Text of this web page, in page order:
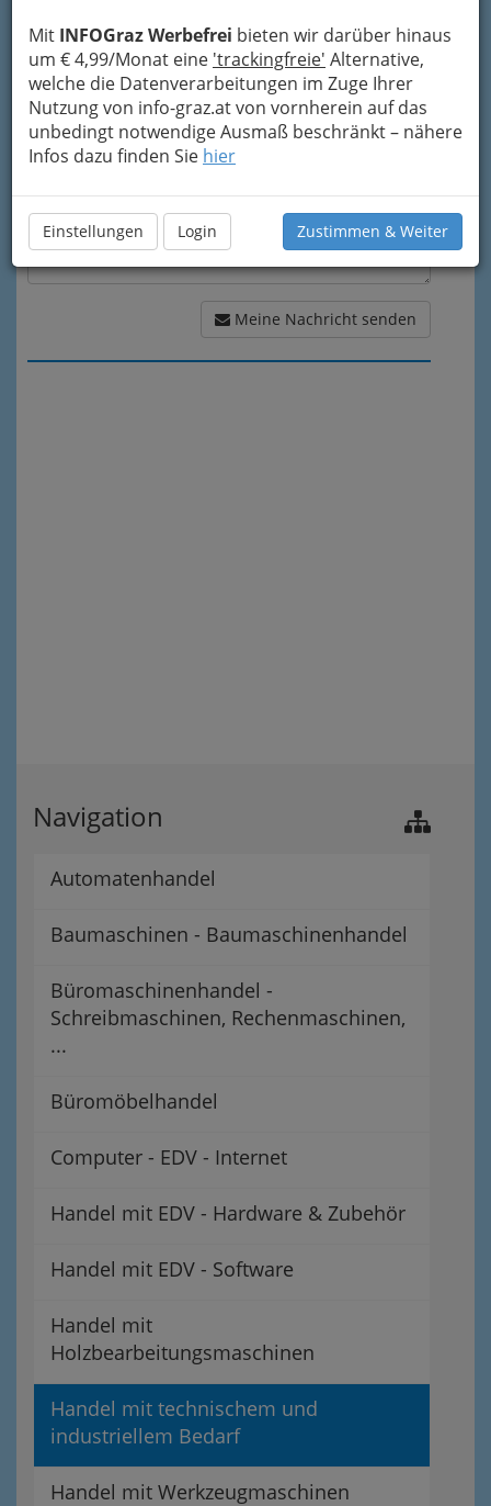
Mit INFOGraz Werbefrei bieten wir darüber hinaus
um € 4,99/Monat eine 'trackingfreie' Alternative,
welche die Datenverarbeitungen im Zuge Ihrer
Nutzung von info-graz.at von vornherein auf das
unbedingt notwendige Ausmaß beschränkt – nähere
Infos dazu finden Sie hier
Einstellungen Login Zustimmen & Weiter
Meine Nachricht
Meine Nachricht senden
Navigation
Automatenhandel
Baumaschinen - Baumaschinenhandel
Büromaschinenhandel -
Schreibmaschinen, Rechenmaschinen,
...
Büromöbelhandel
Computer - EDV - Internet
Handel mit EDV - Hardware & Zubehör
Handel mit EDV - Software
Handel mit
Holzbearbeitungsmaschinen
Handel mit technischem und
industriellem Bedarf
Handel mit Werkzeugmaschinen